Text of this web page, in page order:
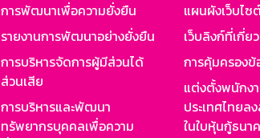
การพัฒนาเพื่อความยั่งยืน
รายงานการพัฒนาอย่างยั่งยืน
การบริหารจัดการผู้มีส่วนได้
ส่วนเสีย
การบริหารและพัฒนา
ทรัพยากรบุคคลเพื่อความ
แผนผังเว็บไซ
เว็บลิงก์ที่เกี่ย
การคุ้มครอง
แต่งตั้งพนักง
ประเทศไทยล
ในใบหุ้นกู้ธนา